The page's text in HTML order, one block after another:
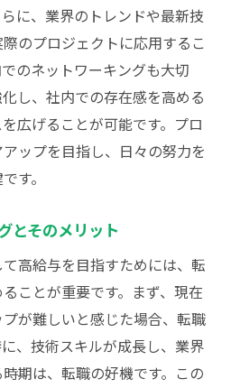
に、業界のトレンドや最新技
のプロジェクトに応用するこ
のネットワーキングも大切
し、社内での存在感を高める
広げることが可能です。プロ
ップを目指し、日々の努力を
す。
とそのメリット
高給与を目指すためには、転
ことが重要です。まず、現在
が難しいと感じた場合、転職
、技術スキルが成長し、業界
期は、転職の好機です。この